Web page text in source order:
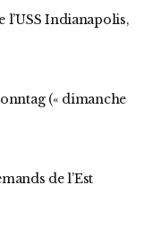
l’USS Indianapolis,
(« dimanche
de l’Est